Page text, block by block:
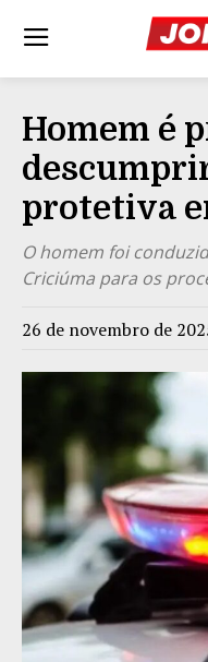
Homem é
protetiva
O homem foi
Criciúma para os
26 de novembro de